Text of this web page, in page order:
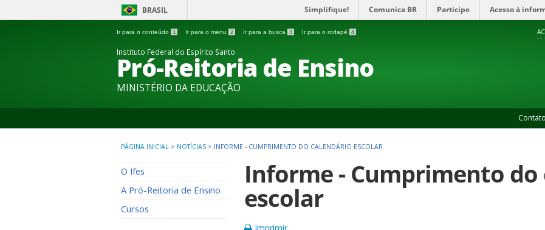
BRASIL Simplifique! Comunica BR Participe Acesso à
Ir para o conteúdo 1 Ir para o menu 2 Ir para a busca 3 Ir para o rodapé 4
Instituto Federal do Espírito Santo
Pró-Reitoria de Ensino
MINISTÉRIO DA EDUCAÇÃO
Contato
PÁGINA INICIAL > NOTÍCIAS > INFORME - CUMPRIMENTO DO CALENDÁRIO ESCOLAR
O Ifes
A Pró-Reitoria de Ensino
Cursos
Informe - Cumprimento
escolar